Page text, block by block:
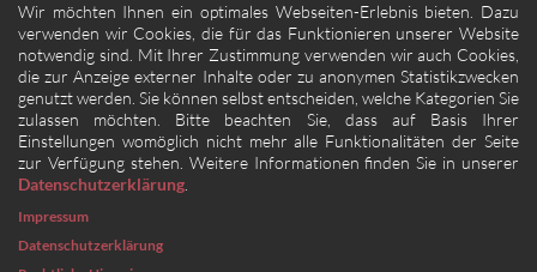
Wir möchten Ihnen ein optimales Webseiten-Erlebnis bieten. Dazu
verwenden wir Cookies, die für das Funktionieren unserer Website
notwendig sind. Mit Ihrer Zustimmung verwenden wir auch Cookies,
die zur Anzeige externer Inhalte oder zu anonymen Statistikzwecken
genutzt werden. Sie können selbst entscheiden, welche Kategorien Sie
zulassen möchten. Bitte beachten Sie, dass auf Basis Ihrer
Einstellungen womöglich nicht mehr alle Funktionalitäten der Seite
zur Verfügung stehen. Weitere Informationen finden Sie in unserer
Datenschutzerklärung
Impressum
Datenschutzerklärung